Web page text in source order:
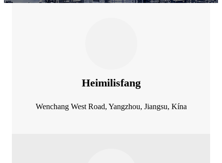
Heimilisfang
Wenchang West Road, Yangzhou, Jiangsu, Kína